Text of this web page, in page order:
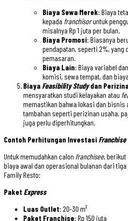
Biaya Sewa Merek: Biaya
kepada franchisoruntuk
misalnya Rp 1 juta per bulan.
Biaya Promosi: Biasanya
pendapatan, seperti 2%, yang
pemasaran.
Biaya Lain: Biaya variabel
komisi, sewa tempat, dan biaya
Biaya Feasibility Studydan
mensyaratkan studi kelayakan atau
memastikan bahwa lokasi dan bisnis
tambahan seperti perizinan usaha,
juga perlu diperhitungkan.
Contoh Perhitungan Investasi Franchise
Untuk memudahkan calon franchisee, berikut
biaya awal dan operasional bulanan dari
Family Resto:
Paket Express
Luas Outlet: 20-30 m²
Paket Franchise: Rp 150 juta